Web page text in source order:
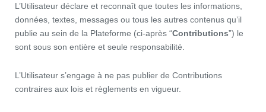
L’Utilisateur déclare et reconnaît que toutes les informations,
données, textes, messages ou tous les autres contenus qu’il
publie au sein de la Plateforme (ci-après “Contributions”) le
sont sous son entière et seule responsabilité.
L’Utilisateur s’engage à ne pas publier de Contributions
contraires aux lois et règlements en vigueur.